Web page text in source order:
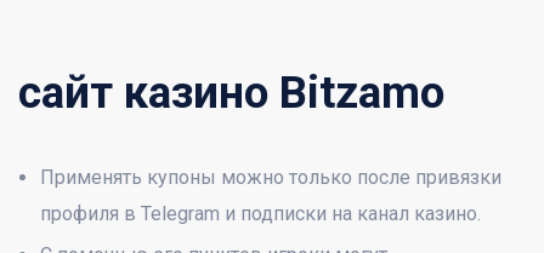
сайт казино Bitzamo
Применять купоны можно только после привязки
профиля в Telegram и подписки на канал казино.